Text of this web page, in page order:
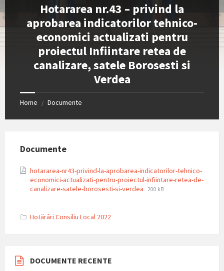
Hotararea nr.43 – privind la
aprobarea indicatorilor tehnico-
economici actualizati pentru
proiectul Infiintare retea de
canalizare, satele Borosesti si
Verdea
Home / Documente
Documente
hotararea-nr43-privind-la-aprobarea-indicatorilor-tehnico-
economici-actualizati-pentru-proiectul-infiintare-retea-de-
canalizare-satele-borosesti-si-verdea File
File
200 kB
Hotărâri Consiliu Local 2022
DOCUMENTE RECENTE